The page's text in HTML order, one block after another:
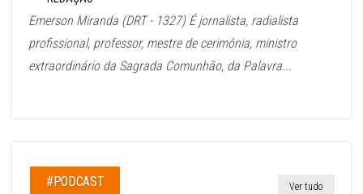
Emerson Miranda (DRT - 1327) É jornalista, radialista
profissional, professor, mestre de cerimônia, ministro
extraordinário da Sagrada Comunhão, da Palavra...
#PODCAST Ver tudo